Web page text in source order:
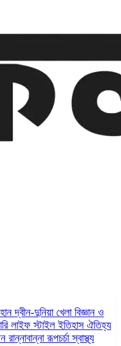
দ্বীন-দুনিয়া খেলা বিজ্ঞান ও
লাইফ স্টাইলইতিহাস ঐতিহ্য
রান্নাবান্নারূপচর্চাস্বাস্থ্য